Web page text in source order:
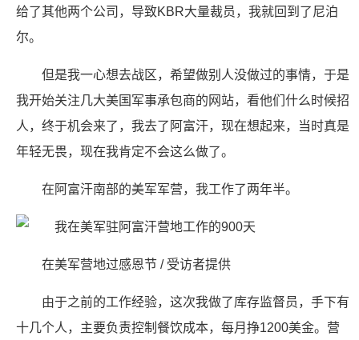
给了其他两个公司，导致KBR大量裁员，我就回到了尼泊
尔。
但是我一心想去战区，希望做别人没做过的事情，于是
我开始关注几大美国军事承包商的网站，看他们什么时候招
人，终于机会来了，我去了阿富汗，现在想起来，当时真是
年轻无畏，现在我肯定不会这么做了。
在阿富汗南部的美军军营，我工作了两年半。
在美军营地过感恩节 / 受访者提供
由于之前的工作经验，这次我做了库存监督员，手下有
十几个人，主要负责控制餐饮成本，每月挣1200美金。营